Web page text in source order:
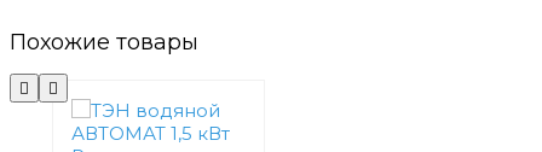
Похожие товары